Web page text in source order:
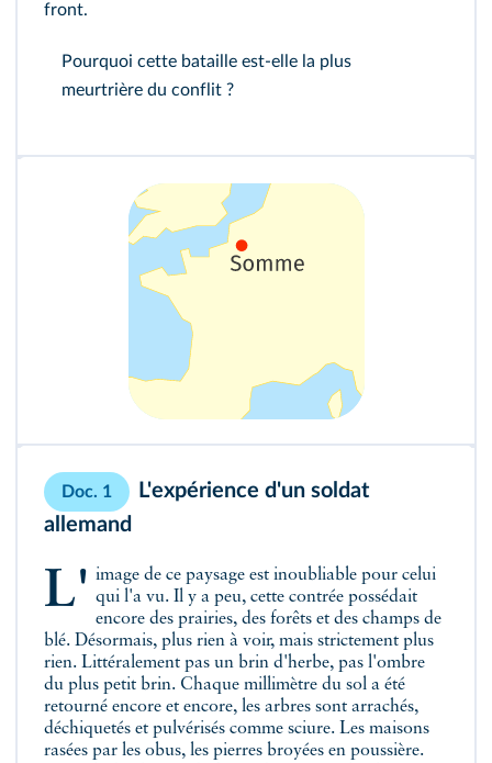
front.
Pourquoi cette bataille est‑elle la plus
meurtrière du conflit ?
Doc. 1
L'expérience d'un soldat
allemand
L'image de ce paysage est inoubliable pour celui qui l'a vu. Il y a peu, cette contrée possédait
encore des prairies, des forêts et des champs de
blé. Désormais, plus rien à voir, mais strictement plus
rien. Littéralement pas un brin d'herbe, pas l'ombre
du plus petit brin. Chaque millimètre du sol a été
retourné encore et encore, les arbres sont arrachés,
déchiquetés et pulvérisés comme sciure. Les maisons
rasées par les obus, les pierres broyées en poussière.